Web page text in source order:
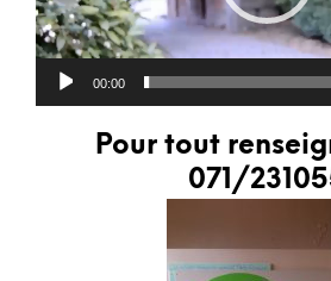
00:00
Pour tout
071/